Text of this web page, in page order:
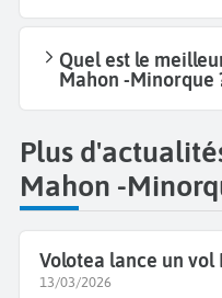
Quel est le
Mahon -Minorque
Plus
Mahon -
Volotea lance un vol
13/03/2026